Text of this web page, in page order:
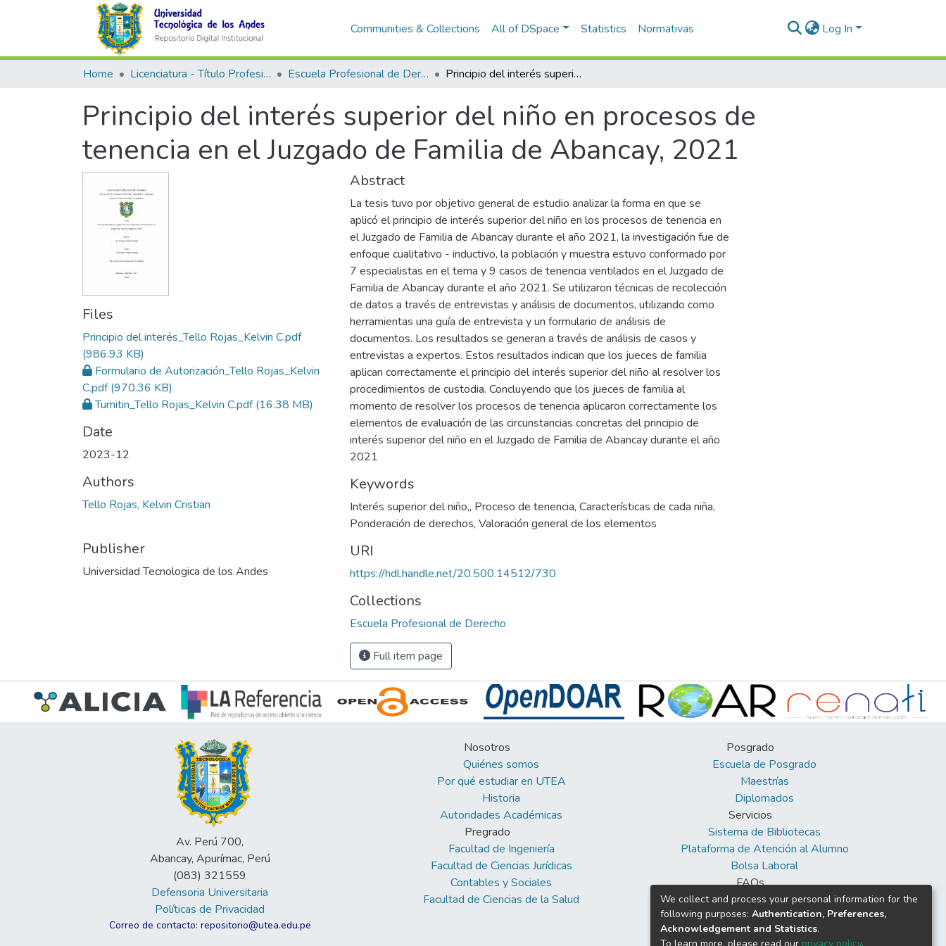
Communities & Collections All of DSpace Statistics Normativas Log In
Home Licenciatura - Título Profesional Escuela Profesional de Derecho Principio del interés superior del niño en procesos de tenencia en el Juzgado de Familia de Abancay, 2021
Principio del interés superior del niño en procesos de
tenencia en el Juzgado de Familia de Abancay, 2021
Files
Principio del interés_Tello Rojas_Kelvin C.pdf
(986.93 KB)
Formulario de Autorización_Tello Rojas_Kelvin
C.pdf(970.36 KB)
Turnitin_Tello Rojas_Kelvin C.pdf(16.38 MB)
Date
2023-12
Authors
Tello Rojas, Kelvin Cristian
Publisher
Universidad Tecnologica de los Andes
Abstract
La tesis tuvo por objetivo general de estudio analizar la forma en que se
aplicó el principio de interés superior del niño en los procesos de tenencia en
el Juzgado de Familia de Abancay durante el año 2021, la investigación fue de
enfoque cualitativo - inductivo, la población y muestra estuvo conformado por
7 especialistas en el tema y 9 casos de tenencia ventilados en el Juzgado de
Familia de Abancay durante el año 2021. Se utilizaron técnicas de recolección
de datos a través de entrevistas y análisis de documentos, utilizando como
herramientas una guía de entrevista y un formulario de análisis de
documentos. Los resultados se generan a través de análisis de casos y
entrevistas a expertos. Estos resultados indican que los jueces de familia
aplican correctamente el principio del interés superior del niño al resolver los
procedimientos de custodia. Concluyendo que los jueces de familia al
momento de resolver los procesos de tenencia aplicaron correctamente los
elementos de evaluación de las circunstancias concretas del principio de
interés superior del niño en el Juzgado de Familia de Abancay durante el año
2021
Keywords
Interés superior del niño,, Proceso de tenencia, Características de cada niña,
Ponderación de derechos, Valoración general de los elementos
URI
https://hdl.handle.net/20.500.14512/730
Collections
Escuela Profesional de Derecho
Full item page
Av. Perú 700,
Abancay, Apurímac, Perú
(083) 321559
Defensoria Universitaria
Políticas de Privacidad
Correo de contacto: repositorio@utea.edu.pe
Nosotros
Quiénes somos
Por qué estudiar en UTEA
Historia
Autoridades Académicas
Pregrado
Facultad de Ingeniería
Facultad de Ciencias Jurídicas
Contables y Sociales
Facultad de Ciencias de la Salud
Posgrado
Escuela de Posgrado
Maestrías
Diplomados
Servicios
Sistema de Bibliotecas
Plataforma de Atención al Alumno
Bolsa Laboral
FAQs
Facebook
Twitter
Youtube
We collect and process your personal information for the
following purposes: Authentication, Preferences,
Acknowledgement and Statistics.